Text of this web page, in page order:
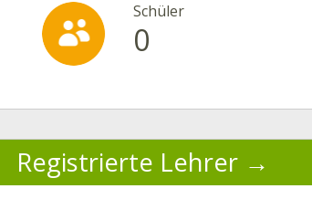
Schüler
0
Registrierte Lehrer